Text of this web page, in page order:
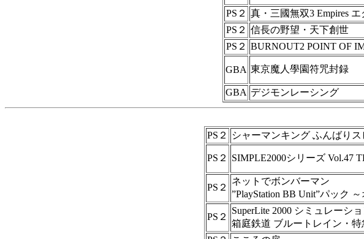
PS２ 真・三國無双3 Empires
PS２ 信長の野望・天下創世
PS２ BURNOUT2 POINT OF
GBA 東京魔人學園符咒封録
GBA デジモンレーシング
PS２
シャーマンキング ふんばりス
PS２ SIMPLE2000シリーズ Vol.47
PS２
ネットでボンバーマン
”PlayStation BB Unit”パック
PS２
SuperLite 2000 シミュレーシ
箱庭鉄道 ブルートレイン・特